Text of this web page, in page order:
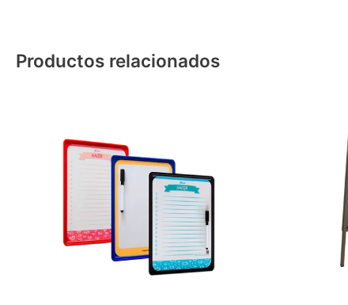
Productos relacionados
Las
opciones
se
pueden
elegir